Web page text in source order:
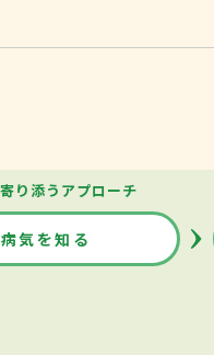
り添うアプローチ
病気を知る